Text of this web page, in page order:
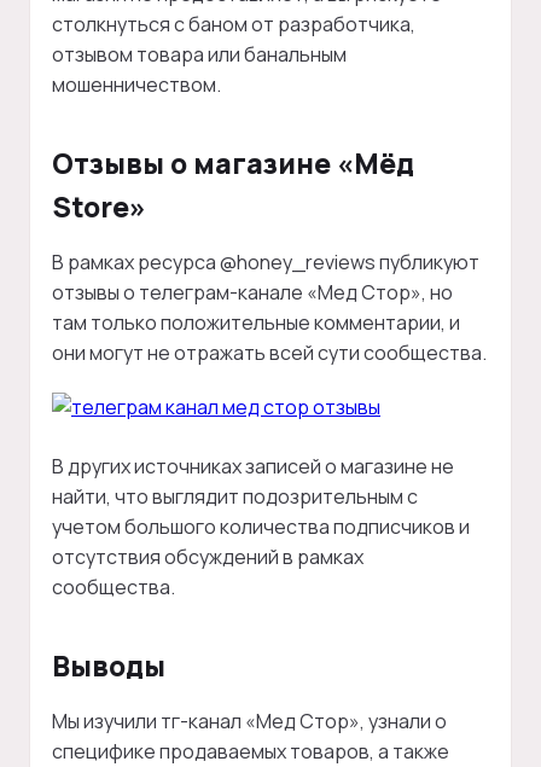
столкнуться с баном от разработчика,
отзывом товара или банальным
мошенничеством.
Отзывы о магазине «Мёд
Store»
В рамках ресурса @honey_reviews публикуют
отзывы о телеграм-канале «Мед Стор», но
там только положительные комментарии, и
они могут не отражать всей сути сообщества.
В других источниках записей о магазине не
найти, что выглядит подозрительным с
учетом большого количества подписчиков и
отсутствия обсуждений в рамках
сообщества.
Выводы
Мы изучили тг-канал «Мед Стор», узнали о
специфике продаваемых товаров, а также